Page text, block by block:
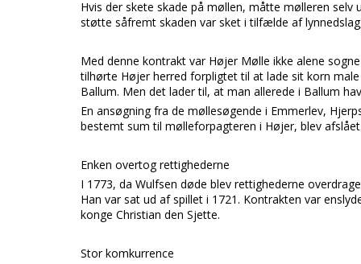
Hvis der skete skade på møllen, måtte mølleren
støtte såfremt skaden var sket i tilfælde af
Med denne kontrakt var Højer Mølle ikke alene
tilhørte Højer herred forpligtet til at lade sit korn
Ballum. Men det lader til, at man allerede i Ballum
En ansøgning fra de møllesøgende i Emmerlev,
bestemt sum til mølleforpagteren i Højer, blev
Enken overtog rettighederne
I 1773, da Wulfsen døde blev rettighederne
Han var sat ud af spillet i 1721. Kontrakten var
konge Christian den Sjette.
Stor komkurrence